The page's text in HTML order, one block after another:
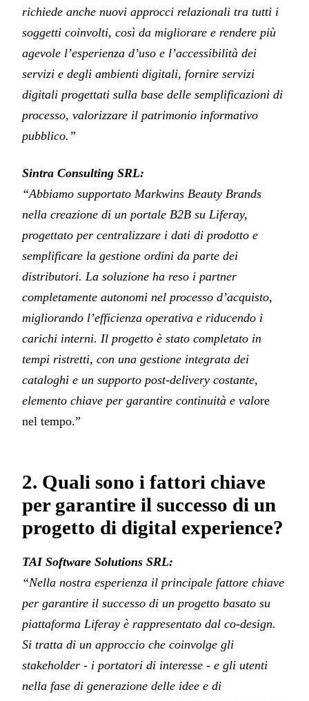
richiede anche nuovi approcci relazionali tra tutti i
soggetti coinvolti, così da migliorare e rendere più
agevole l’esperienza d’uso e l’accessibilità dei
servizi e degli ambienti digitali, fornire servizi
digitali progettati sulla base delle semplificazioni di
processo, valorizzare il patrimonio informativo
pubblico.”
Sintra Consulting SRL:
“Abbiamo supportato Markwins Beauty Brands
nella creazione di un portale B2B su Liferay,
progettato per centralizzare i dati di prodotto e
semplificare la gestione ordini da parte dei
distributori. La soluzione ha reso i partner
completamente autonomi nel processo d’acquisto,
migliorando l’efficienza operativa e riducendo i
carichi interni. Il progetto è stato completato in
tempi ristretti, con una gestione integrata dei
cataloghi e un supporto post-delivery costante,
elemento chiave per garantire continuità e valore
nel tempo.”
2. Quali sono i fattori chiave
per garantire il successo di un
progetto di digital experience?
TAI Software Solutions SRL:
“Nella nostra esperienza il principale fattore chiave
per garantire il successo di un progetto basato su
piattaforma Liferay è rappresentato dal co-design.
Si tratta di un approccio che coinvolge gli
stakeholder - i portatori di interesse - e gli utenti
nella fase di generazione delle idee e di